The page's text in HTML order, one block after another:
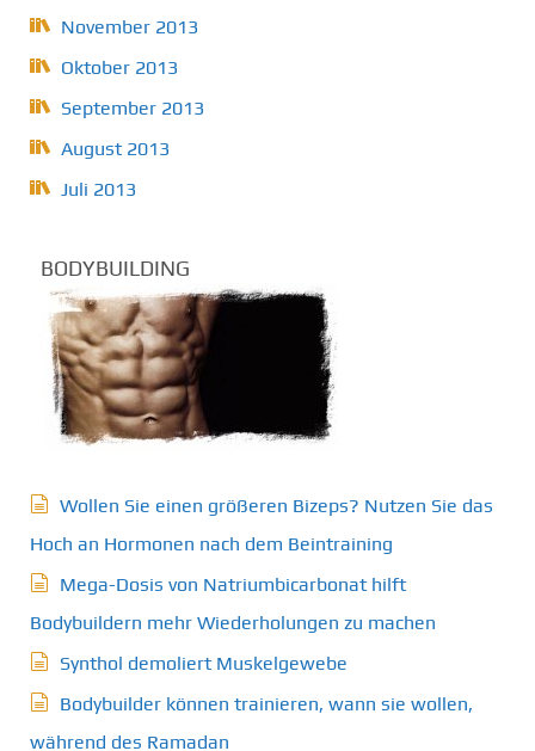
November 2013
Oktober 2013
September 2013
August 2013
Juli 2013
BODYBUILDING
Wollen Sie einen größeren Bizeps? Nutzen Sie das
Hoch an Hormonen nach dem Beintraining
Mega-Dosis von Natriumbicarbonat hilft
Bodybuildern mehr Wiederholungen zu machen
Synthol demoliert Muskelgewebe
Bodybuilder können trainieren, wann sie wollen,
während des Ramadan